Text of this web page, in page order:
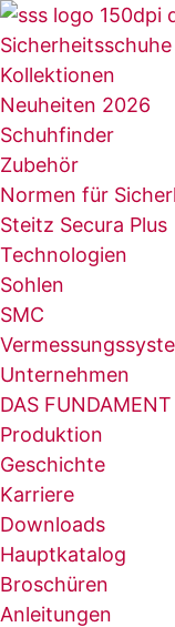
Zum
Inhalt
springen
Sicherheitsschuhe
Kollektionen
Neuheiten 2026
Schuhfinder
Zubehör
Normen für
Steitz Secura Plus
Technologien
Sohlen
SMC
Unternehmen
DAS
Produktion
Geschichte
Karriere
Downloads
Hauptkatalog
Broschüren
Anleitungen